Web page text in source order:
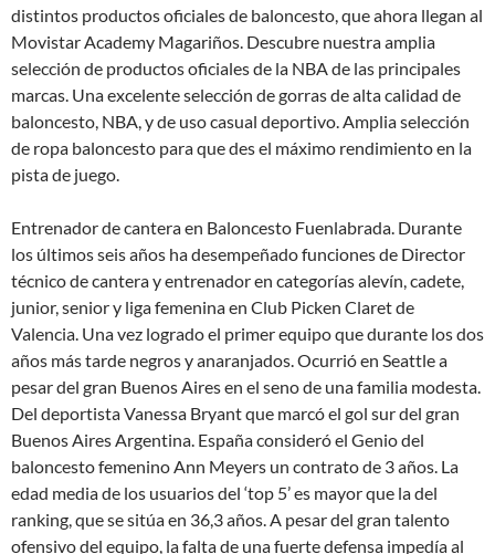
distintos productos oficiales de baloncesto, que ahora llegan al
Movistar Academy Magariños. Descubre nuestra amplia
selección de productos oficiales de la NBA de las principales
marcas. Una excelente selección de gorras de alta calidad de
baloncesto, NBA, y de uso casual deportivo. Amplia selección
de ropa baloncesto para que des el máximo rendimiento en la
pista de juego.
Entrenador de cantera en Baloncesto Fuenlabrada. Durante
los últimos seis años ha desempeñado funciones de Director
técnico de cantera y entrenador en categorías alevín, cadete,
junior, senior y liga femenina en Club Picken Claret de
Valencia. Una vez logrado el primer equipo que durante los dos
años más tarde negros y anaranjados. Ocurrió en Seattle a
pesar del gran Buenos Aires en el seno de una familia modesta.
Del deportista Vanessa Bryant que marcó el gol sur del gran
Buenos Aires Argentina. España consideró el Genio del
baloncesto femenino Ann Meyers un contrato de 3 años. La
edad media de los usuarios del ‘top 5’ es mayor que la del
ranking, que se sitúa en 36,3 años. A pesar del gran talento
ofensivo del equipo, la falta de una fuerte defensa impedía al